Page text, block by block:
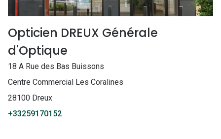
Sélection -30%
Sélection -20%
Opticien DREUX Générale
d'Optique
18 A Rue des Bas Buissons
Centre Commercial Les Coralines
28100 Dreux
+33259170152